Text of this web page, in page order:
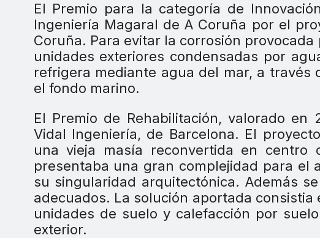
El Premio para la categoría de
Ingeniería Magaral de A Coruña por el
Coruña. Para evitar la corrosión
unidades exteriores condensadas por
refrigera mediante agua del mar, a
el fondo marino.
El Premio de Rehabilitación, valorado
Vidal Ingeniería, de Barcelona. El
una vieja masía reconvertida en centro
presentaba una gran complejidad para el
su singularidad arquitectónica. Además
adecuados. La solución aportada
unidades de suelo y calefacción por
exterior.